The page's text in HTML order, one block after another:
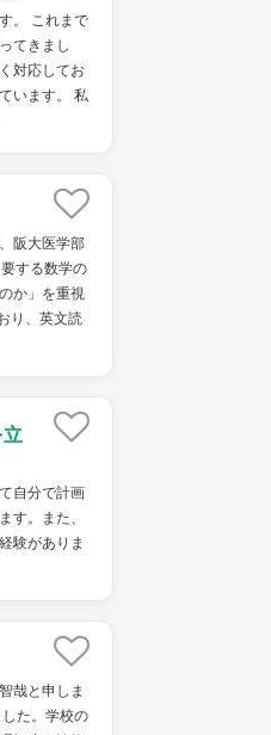
。 これまで
てきまし
対応してお
います。 私
阪大医学部
する数学の
か」を重視
り、英文読
自分で計画
す。また、
験がありま
哉と申しま
た。学校の